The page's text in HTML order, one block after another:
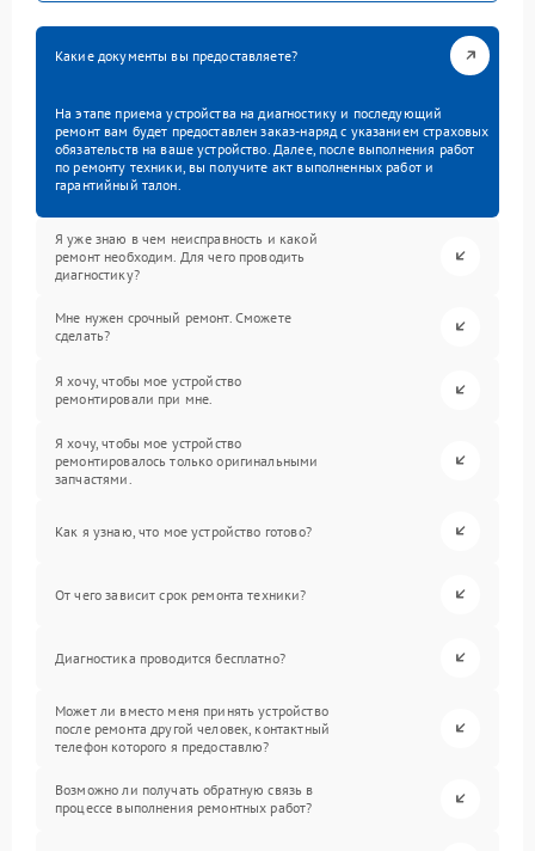
Какие документы вы предоставляете?
На этапе приема устройства на диагностику и последующий
ремонт вам будет предоставлен заказ-наряд с указанием страховых
обязательств на ваше устройство. Далее, после выполнения работ
по ремонту техники, вы получите акт выполненных работ и
гарантийный талон.
Я уже знаю в чем неисправность и какой
ремонт необходим. Для чего проводить
диагностику?
Мне нужен срочный ремонт. Сможете
сделать?
Я хочу, чтобы мое устройство
ремонтировали при мне.
Я хочу, чтобы мое устройство
ремонтировалось только оригинальными
запчастями.
Как я узнаю, что мое устройство готово?
От чего зависит срок ремонта техники?
Диагностика проводится бесплатно?
Может ли вместо меня принять устройство
после ремонта другой человек, контактный
телефон которого я предоставлю?
Возможно ли получать обратную связь в
процессе выполнения ремонтных работ?